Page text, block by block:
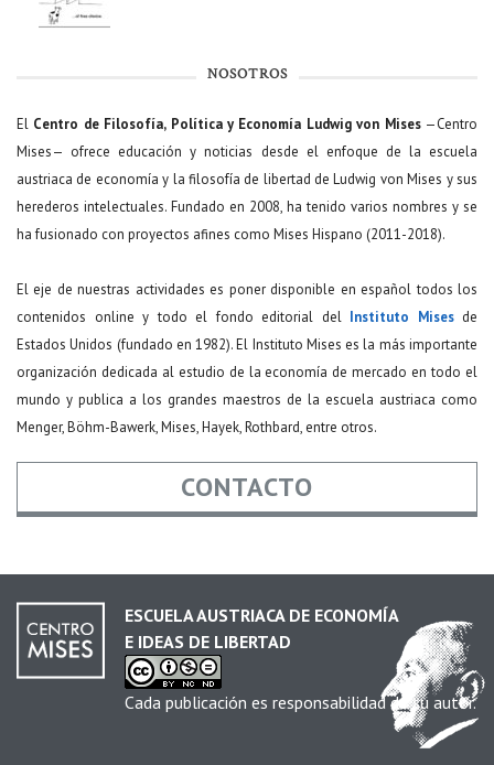
NOSOTROS
El Centro de Filosofía, Política y Economía Ludwig von Mises—Centro
Mises— ofrece educación y noticias desde el enfoque de la escuela
austriaca de economía y la filosofía de libertad de Ludwig von Mises y sus
herederos intelectuales. Fundado en 2008, ha tenido varios nombres y se
ha fusionado con proyectos afines como Mises Hispano (2011-2018).
El eje de nuestras actividades es poner disponible en español todos los
contenidos online y todo el fondo editorial del Instituto Misesde
Estados Unidos (fundado en 1982). El Instituto Mises es la más importante
organización dedicada al estudio de la economía de mercado en todo el
mundo y publica a los grandes maestros de la escuela austriaca como
Menger, Böhm-Bawerk, Mises, Hayek, Rothbard, entre otros.
CONTACTO
Email *
ESCUELA AUSTRIACA DE ECONOMÍA
E IDEAS DE LIBERTAD
Cada publicación es responsabilidad de su autor.